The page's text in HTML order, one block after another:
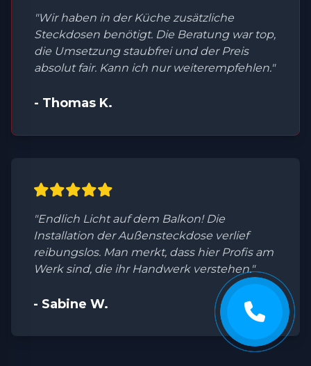
"Wir haben in der Küche zusätzliche
Steckdosen benötigt. Die Beratung war top,
die Umsetzung staubfrei und der Preis
absolut fair. Kann ich nur weiterempfehlen."
- Thomas K.
"Endlich Licht auf dem Balkon! Die
Installation der Außensteckdose verlief
reibungslos. Man merkt, dass hier Profis am
Werk sind, die ihr Handwerk verstehen."
- Sabine W.